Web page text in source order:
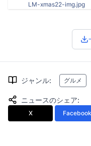
LM-xmas22-img.jpg
ジャンル: グルメ
ニュースのシェア:
X Facebook